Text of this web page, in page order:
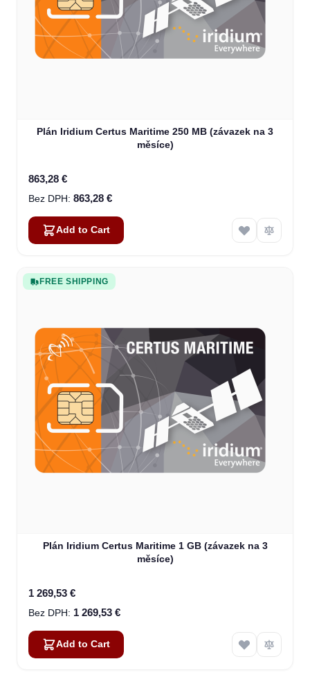
Plán Iridium Certus Maritime 250 MB (závazek na 3
měsíce)
863,28 €
863,28 €
Add to Cart
FREE SHIPPING
Plán Iridium Certus Maritime 1 GB (závazek na 3
měsíce)
1 269,53 €
1 269,53 €
Add to Cart